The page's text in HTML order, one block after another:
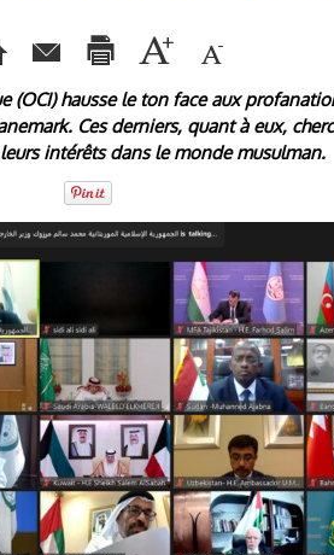
hausse le ton face aux
Ces derniers, quant à eux,
intérêts dans le monde musulman.